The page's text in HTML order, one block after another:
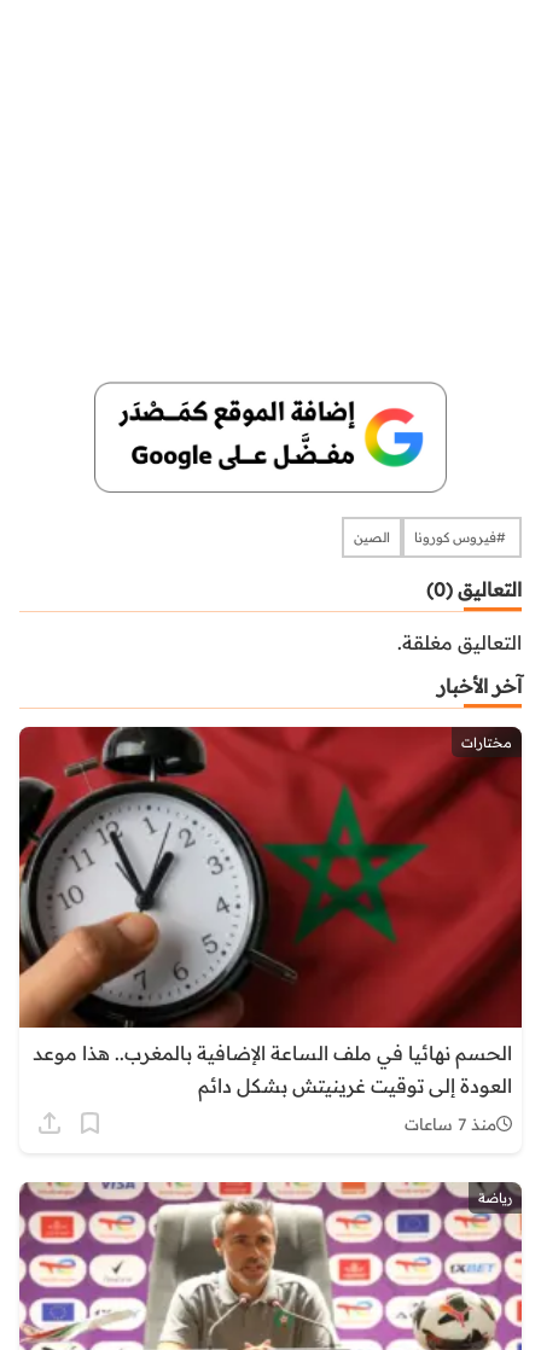
​​​​​​​​ #فيروس كورونا الصين
التعاليق (0)
التعاليق مغلقة.
آخر الأخبار
مختارات
الحسم نهائيا في ملف الساعة الإضافية بالمغرب.. هذا موعد
العودة إلى توقيت غرينيتش بشكل دائم
منذ 7 ساعات
رياضة